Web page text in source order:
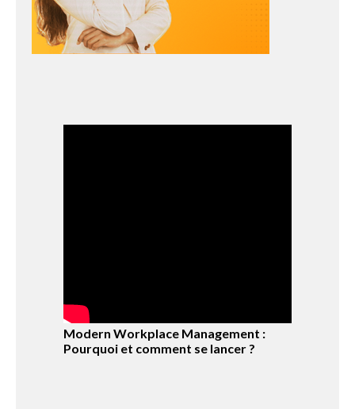
Modern Workplace Management :
Pourquoi et comment se lancer ?